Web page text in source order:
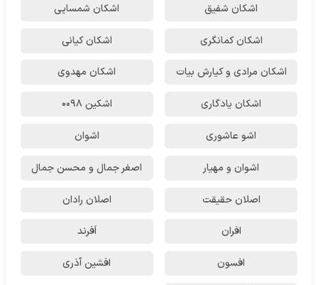
اشکان شفیق اشکان شمسایی
اشکان‌ کمانگری اشکان کیانی
اشکان مرادی و کیارش بیات اشکان مهدوی
اشکان یادگاری اشکین ۰۰۹۸
اشو عاشوری اشوان
اشوان و مهیار اصغر جمال و محسن جمال
اصلان حقیقت اصلان رادان
افران اَفرند
افسون افشین آذری